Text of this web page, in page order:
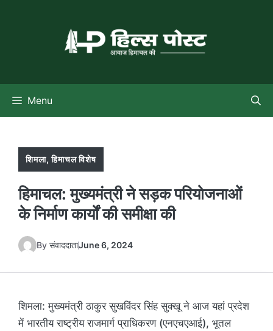
Menu
शिमला,हिमाचल विशेष
हिमाचल: मुख्यमंत्री ने सड़क परियोजनाओं
के निर्माण कार्यों की समीक्षा की
By संवाददाताJune 6, 2024
शिमला: मुख्यमंत्री ठाकुर सुखविंदर सिंह सुक्खू ने आज यहां प्रदेश
में भारतीय राष्ट्रीय राजमार्ग प्राधिकरण (एनएचएआई), भूतल